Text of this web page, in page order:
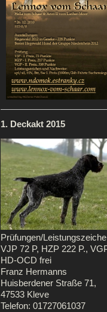
1. Deckakt 2015
Prüfungen/
VJP 72 P, HZP 222 P.,
HD-OCD frei
Franz Hermanns
Huisberdener Straße 71,
47533 Kleve
Telefon: 01727061037